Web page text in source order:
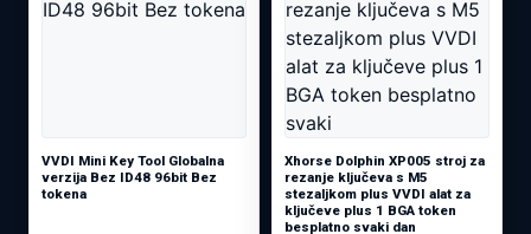
VVDI Mini Key Tool Globalna
verzija Bez ID48 96bit Bez
tokena
Xhorse Dolphin XP005 stroj za
rezanje ključeva s M5
stezaljkom plus VVDI alat za
ključeve plus 1 BGA token
besplatno svaki dan